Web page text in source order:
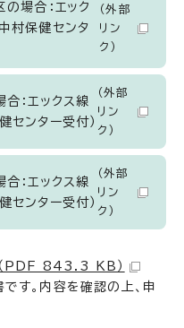
場合：エック
村保健センタ
（外部
リン
ク）
：エックス線
センター受付）
（外部
リン
ク）
：エックス線
センター受付）
（外部
リン
ク）
（PDF 843.3 KB）
す。内容を確認の上、申